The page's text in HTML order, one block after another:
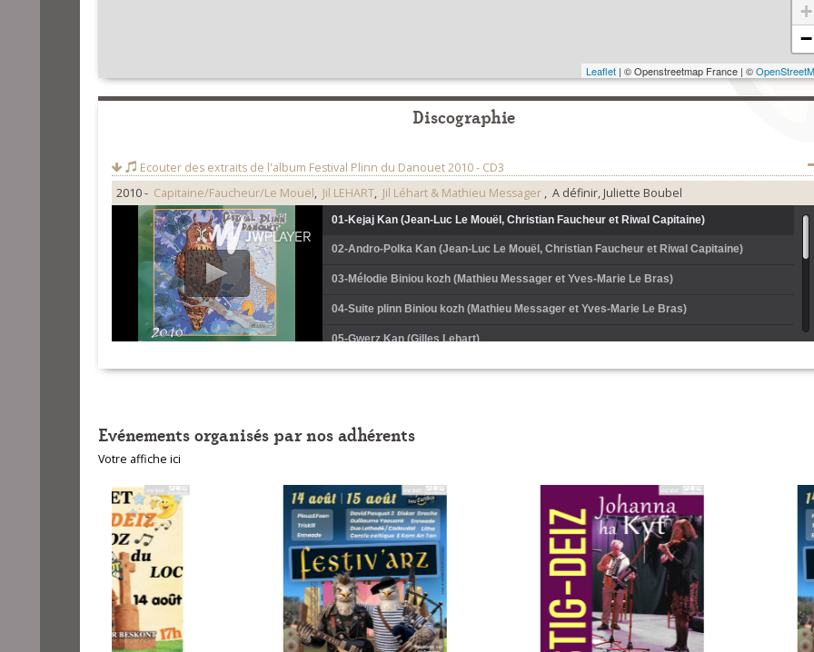
+
−
Leaflet| © Openstreetmap France | ©
Discographie
Ecouter des extraits de l'album Festival Plinn du Danouet 2010 - CD3
2010 - Capitaine/Faucheur/Le Mouël, Jil LEHART, Jil Léhart & Mathieu Messager , A définir, Juliette Boubel
01-Kejaj Kan (Jean-Luc Le Mouël, Christian Faucheur et Riwal Capitaine)
02-Andro-Polka Kan (Jean-Luc Le Mouël, Christian Faucheur et Riwal Capitaine)
03-Mélodie Biniou kozh (Mathieu Messager et Yves-Marie Le Bras)
04-Suite plinn Biniou kozh (Mathieu Messager et Yves-Marie Le Bras)
05-Gwerz Kan (Gilles Lehart)
06-Suite plinn Kan (Oona Hengoat et Nolwenn Le Dissez)
08-Suite gavotte Kan (Marcel Guillou, Jean-Claude Simon et Maurice Poulmarc'h)
10-Suite plinn Kan (Anne Auffret et Yolande Barbedette)
11-Polka plinn Clarinettes (Gilles Lehart et Mathieu Messager)
12-Ridée 6 temps Kan (Jean-Luc Le Mouël, Christian Faucheur et Riwal Capitaine)
Evénements organisés par nos adhérents
Votre affiche ici